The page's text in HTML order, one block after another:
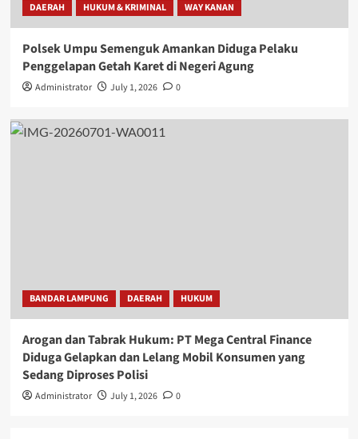
DAERAH HUKUM & KRIMINAL WAY KANAN
Polsek Umpu Semenguk Amankan Diduga Pelaku
Penggelapan Getah Karet di Negeri Agung
Administrator July 1, 2026 0
BANDAR LAMPUNG DAERAH HUKUM
Arogan dan Tabrak Hukum: PT Mega Central Finance
Diduga Gelapkan dan Lelang Mobil Konsumen yang
Sedang Diproses Polisi
Administrator July 1, 2026 0